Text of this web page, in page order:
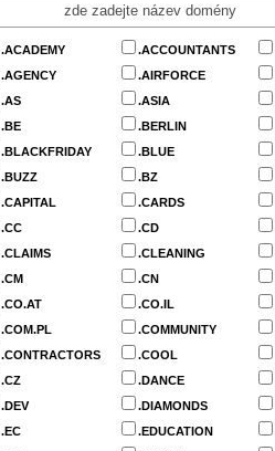
.ACADEMY
.ACCOUNTANTS
.AGENCY
.AIRFORCE
.AS
.ASIA
.BE
.BERLIN
.BLACKFRIDAY
.BLUE
.BUZZ
.BZ
.CAPITAL
.CARDS
.CC
.CD
.CLAIMS
.CLEANING
.CM
.CN
.CO.AT
.CO.IL
.COM.PL
.COMMUNITY
.CONTRACTORS
.COOL
.CZ
.DANCE
.DEV
.DIAMONDS
.EC
.EDUCATION